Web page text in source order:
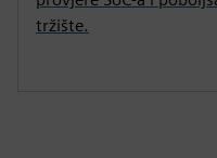
tržište.